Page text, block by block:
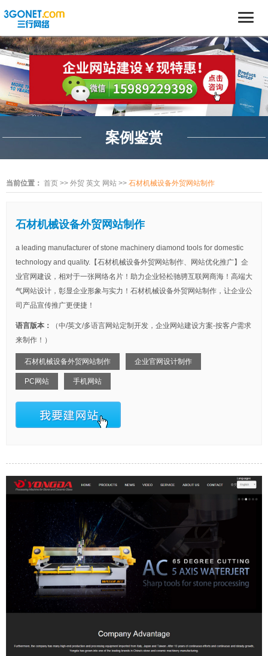
案例鉴赏
当前位置： 首页 >> 外贸 英文 网站 >> 石材机械设备外贸网站制作
石材机械设备外贸网站制作
a leading manufacturer of stone machinery diamond tools for domestic
technology and quality.【石材机械设备外贸网站制作、网站优化推广】企
业官网建设，相对于一张网络名片！助力企业轻松驰骋互联网商海！高端大
气网站设计，彰显企业形象与实力！石材机械设备外贸网站制作，让企业公
司产品宣传推广更便捷！
语言版本：
（中/英文/多语言网站定制开发，企业网站建设方案-按客户需求
来制作！）
石材机械设备外贸网站制作 企业官网设计制作
PC网站 手机网站